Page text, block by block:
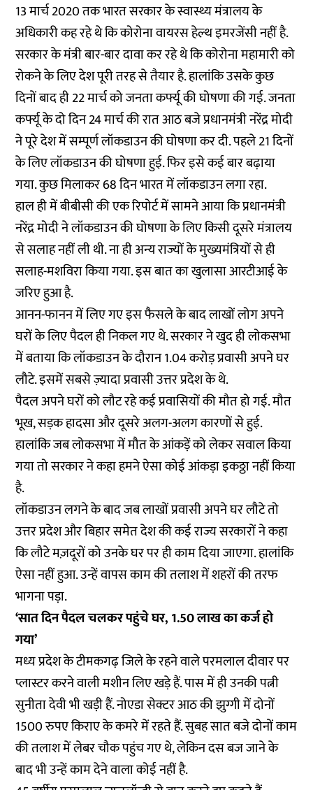
13 मार्च 2020 तक भारत सरकार के स्वास्थ्य मंत्रालय के
अधिकारी कह रहे थे कि कोरोना वायरस हेल्थ इमरजेंसी नहीं है.
सरकार के मंत्री बार-बार दावा कर रहे थे कि कोरोना महामारी को
रोकने के लिए देश पूरी तरह से तैयार है. हालांकि उसके कुछ
दिनों बाद ही 22 मार्च को जनता कर्फ्यू की घोषणा की गई. जनता
कर्फ्यू के दो दिन 24 मार्च की रात आठ बजे प्रधानमंत्री नरेंद्र मोदी
ने पूरे देश में सम्पूर्ण लॉकडाउन की घोषणा कर दी. पहले 21 दिनों
के लिए लॉकडाउन की घोषणा हुई. फिर इसे कई बार बढ़ाया
गया. कुछ मिलाकर 68 दिन भारत में लॉकडाउन लगा रहा.
हाल ही में बीबीसी की एकरिपोर्टमें सामने आया कि प्रधानमंत्री
नरेंद्र मोदी ने लॉकडाउन की घोषणा के लिए किसी दूसरे मंत्रालय
से सलाह नहीं ली थी. ना ही अन्य राज्यों के मुख्यमंत्रियों से ही
सलाह-मशविरा किया गया. इस बात का खुलासा आरटीआई के
जरिए हुआ है.
आनन-फानन में लिए गए इस फैसले के बाद लाखों लोग अपने
घरों के लिए पैदल ही निकल गए थे. सरकार ने खुद ही लोकसभा
में बताया कि लॉकडाउन के दौरान 1.04 करोड़ प्रवासी अपने घर
लौटे. इसमें सबसे ज़्यादा प्रवासी उत्तर प्रदेश के थे.
पैदल अपने घरों को लौट रहे कई प्रवासियों की मौत हो गई. मौत
भूख, सड़क हादसा और दूसरे अलग-अलग कारणों से हुई.
हालांकि जब लोकसभा में मौत के आंकड़ें को लेकर सवाल किया
गया तो सरकार ने कहा हमने ऐसा कोई आंकड़ा इकठ्ठा नहीं किया
है.
लॉकडाउन लगने के बाद जब लाखों प्रवासी अपने घर लौटे तो
उत्तर प्रदेश और बिहार समेत देश की कई राज्य सरकारों ने कहा
कि लौटे मज़दूरों को उनके घर पर ही काम दिया जाएगा. हालांकि
ऐसा नहीं हुआ. उन्हें वापस काम की तलाश में शहरों की तरफ
भागना पड़ा.
‘सात दिन पैदल चलकर पहुंचे घर, 1.50 लाख का कर्ज हो
गया’
मध्य प्रदेश के टीमकगढ़ जिले के रहने वाले परमलाल दीवार पर
प्लास्टर करने वाली मशीन लिए खड़े हैं. पास में ही उनकी पत्नी
सुनीता देवी भी खड़ी हैं. नोएडा सेक्टर आठ की झुग्गी में दोनों
1500 रुपए किराए के कमरे में रहते हैं. सुबह सात बजे दोनों काम
की तलाश में लेबर चौक पहुंच गए थे, लेकिन दस बज जाने के
बाद भी उन्हें काम देने वाला कोई नहीं है.